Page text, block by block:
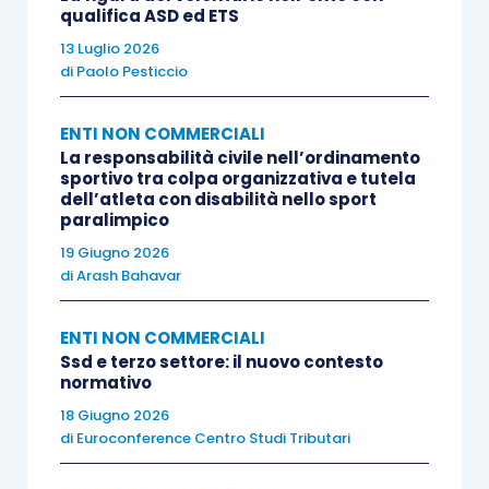
come nel caso in esame, del tutto secondaria e
residuale”, l’Ufficio riconosceva la
dell’aliquota Iva.
Nella risoluzione del 1986 citata, invece,
l’Amministrazione giunge allaconclusione
opposta, disconoscendo il diritto alla
agevolazione sul presupposto che l’impianto in
esame (palazzo dello sport) aveva una
polivalenza di utilizzo“al servizio dell’intera
utenza provinciale, residenziale e turistica, da
destinare anche allo svolgimento di manifestazioni
sportive con presenza di pubblico ed è a tal fine
adeguatamente strutturato (vedi tribune, spazi di
parcheggio domenicali)”.La saltuarietà
qualifica ASD ed ETS
13 Luglio 2026
di Paolo Pesticcio
ENTI NON COMMERCIALI
La responsabilità civile nell’ordinamento
sportivo tra colpa organizzativa e tutela
dell’atleta con disabilità nello sport
paralimpico
19 Giugno 2026
diArash Bahavar
ENTI NON COMMERCIALI
Ssd e terzo settore: il nuovo contesto
normativo
18 Giugno 2026
di Euroconference Centro Studi Tributari